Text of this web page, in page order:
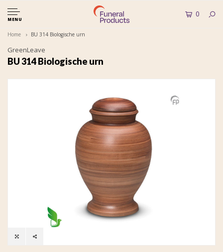
MENU
0
Home BU 314 Biologische urn
GreenLeave
BU 314 Biologische urn